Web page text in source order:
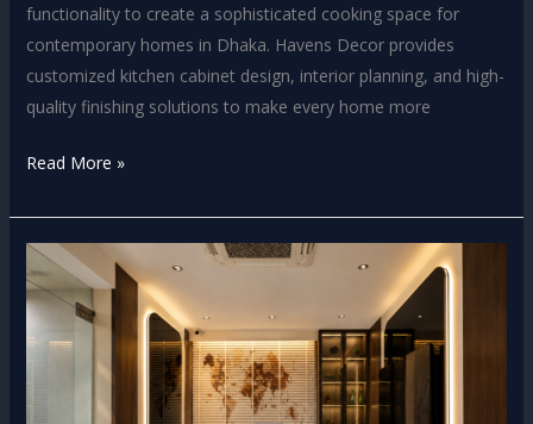
functionality to create a sophisticated cooking space for
contemporary homes in Dhaka. Havens Decor provides
customized kitchen cabinet design, interior planning, and high-
quality finishing solutions to make every home more
Read More »
Designing
Workspaces
That
Inspire